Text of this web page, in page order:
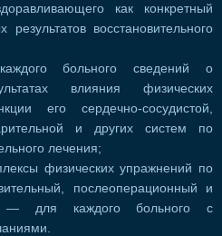
как конкретный
восстановительного
больного сведений о
влияния физических
его сердечно-сосудистой,
и других систем по
лечения;
физических упражнений по
послеоперационный и
— для каждого больного с